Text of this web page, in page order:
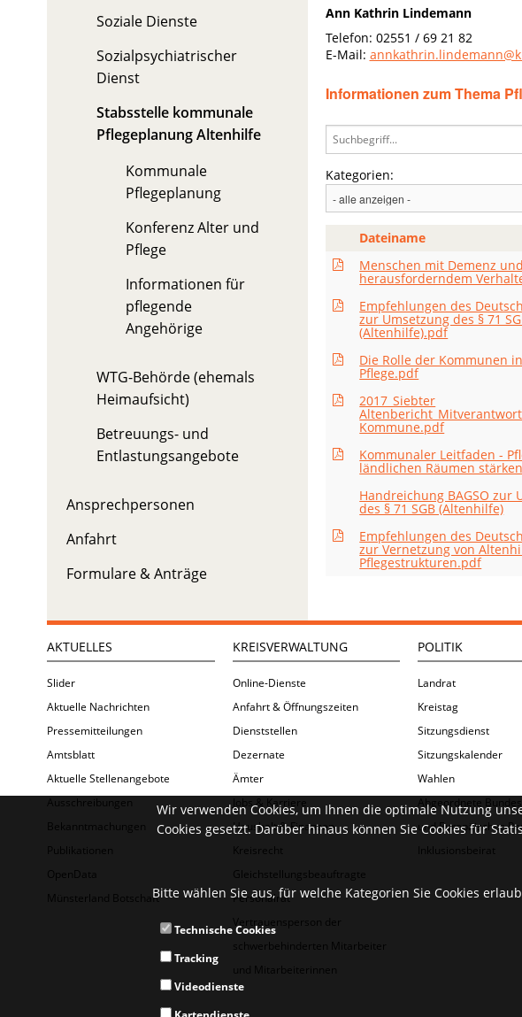
Soziale Dienste
Sozialpsychiatrischer
Dienst
Stabsstelle kommunale
Pflegeplanung Altenhilfe
Kommunale
Pflegeplanung
Konferenz Alter und
Pflege
Informationen für
pflegende
Angehörige
WTG-Behörde (ehemals
Heimaufsicht)
Betreuungs- und
Entlastungsangebote
Ansprechpersonen
Anfahrt
Formulare & Anträge
Ann Kathrin Lindemann
Telefon: 02551 / 69 21 82
E-Mail:
Informationen zum Thema
Kategorien:
Dateiname
Menschen mit Demenz und
herausforderndem
Empfehlungen des
zur Umsetzung des § 71
(Altenhilfe).pdf
Die Rolle der Kommunen
Pflege.pdf
2017_Siebter
Kommune.pdf
Kommunaler Leitfaden -
ländlichen Räumen
Handreichung BAGSO zur
des § 71 SGB (Altenhilfe)
Empfehlungen des
zur Vernetzung von
Pflegestrukturen.pdf
AKTUELLES
Slider
Aktuelle Nachrichten
Pressemitteilungen
Amtsblatt
Aktuelle Stellenangebote
Ausschreibungen
Bekanntmachungen
Publikationen
OpenData
Münsterland Botschaft
KREISVERWALTUNG
Online-Dienste
Anfahrt & Öffnungszeiten
Dienststellen
Dezernate
Ämter
Jobs & Karriere
Haushalt & Finanzen
Kreisrecht
Gleichstellungsbeauftragte
Personalrat
Vertrauensperson der
schwerbehinderten Mitarbeiter
und Mitarbeiterinnen
POLITIK
Landrat
Kreistag
Sitzungsdienst
Sitzungskalender
Wahlen
Abgeordnete
und Europäisches
Inklusionsbeirat
Wir verwenden Cookies, um Ihnen die optimale Nutzung
Cookies gesetzt. Darüber hinaus können Sie Cookies für
Bitte wählen Sie aus, für welche Kategorien Sie Cookies
Technische Cookies
Tracking
Videodienste